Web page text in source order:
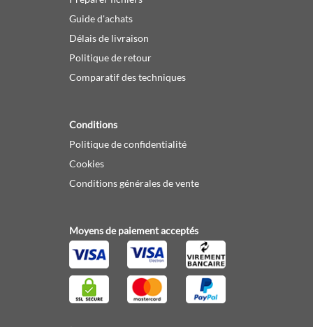
Guide d'achats
Délais de livraison
Politique de retour
Comparatif des techniques
Conditions
Politique de confidentialité
Cookies
Conditions générales de vente
Moyens de paiement acceptés